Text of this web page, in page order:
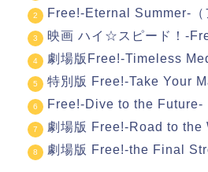
Free!-Eternal Summer-（
映画 ハイ☆スピード！-
劇場版Free!-Timeless
特別版 Free!-Take Your
Free!-Dive to the Future-
劇場版 Free!-Road to the
劇場版 Free!-the Final